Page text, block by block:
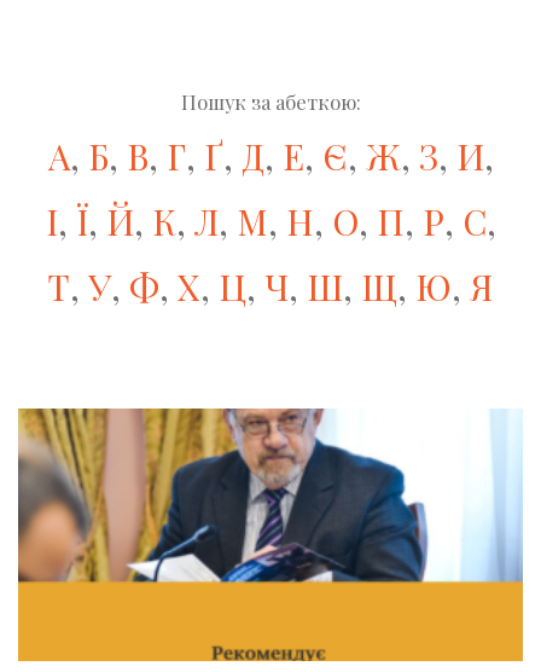
Пошук за абеткою:
А, Б, В, Г, Ґ, Д, Е, Є, Ж, З, И,
І, Ї, Й, К, Л, М, Н, О, П, Р, С,
Т, У, Ф, Х, Ц, Ч, Ш, Щ, Ю, Я